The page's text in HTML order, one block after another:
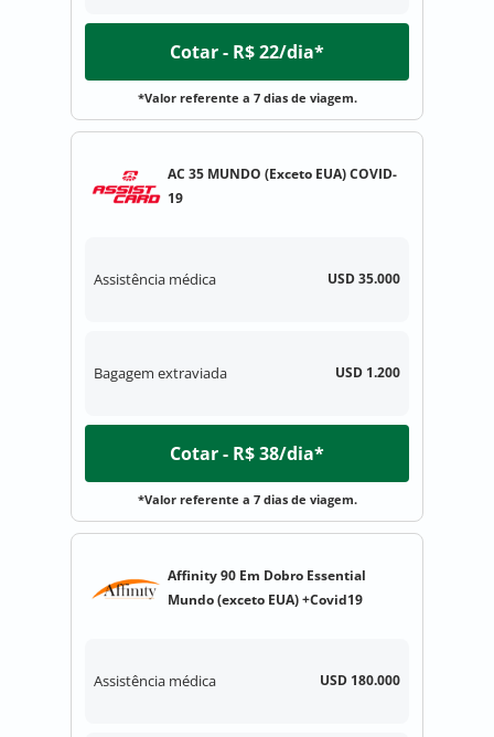
Cotar - R$ 22/dia*
*Valor referente a 7 dias de viagem.
AC 35 MUNDO (Exceto EUA) COVID-
19
Assistência médica USD 35.000
Bagagem extraviada USD 1.200
Cotar - R$ 38/dia*
*Valor referente a 7 dias de viagem.
Affinity 90 Em Dobro Essential
Mundo (exceto EUA) +Covid19
Assistência médica USD 180.000